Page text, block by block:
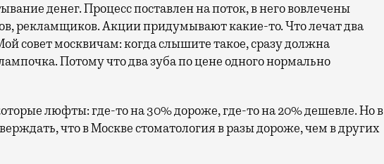
денег. Процесс поставлен на поток, в него вовлечены
рекламщиков. Акции придумывают какие-то. Что лечат два
совет москвичам: когда слышите такое, сразу должна
Потому что два зуба по цене одного нормально
люфты: где-то на 30% дороже, где-то на 20% дешевле. Но в
что в Москве стоматология в разы дороже, чем в других